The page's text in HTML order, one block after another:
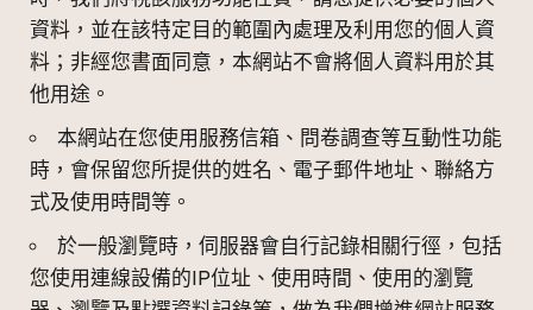
資料，並在該特定目的範圍內處理及利用您的個人資
料；非經您書面同意，本網站不會將個人資料用於其
他用途。
本網站在您使用服務信箱、問卷調查等互動性功能
時，會保留您所提供的姓名、電子郵件地址、聯絡方
式及使用時間等。
於一般瀏覽時，伺服器會自行記錄相關行徑，包括
您使用連線設備的IP位址、使用時間、使用的瀏覽